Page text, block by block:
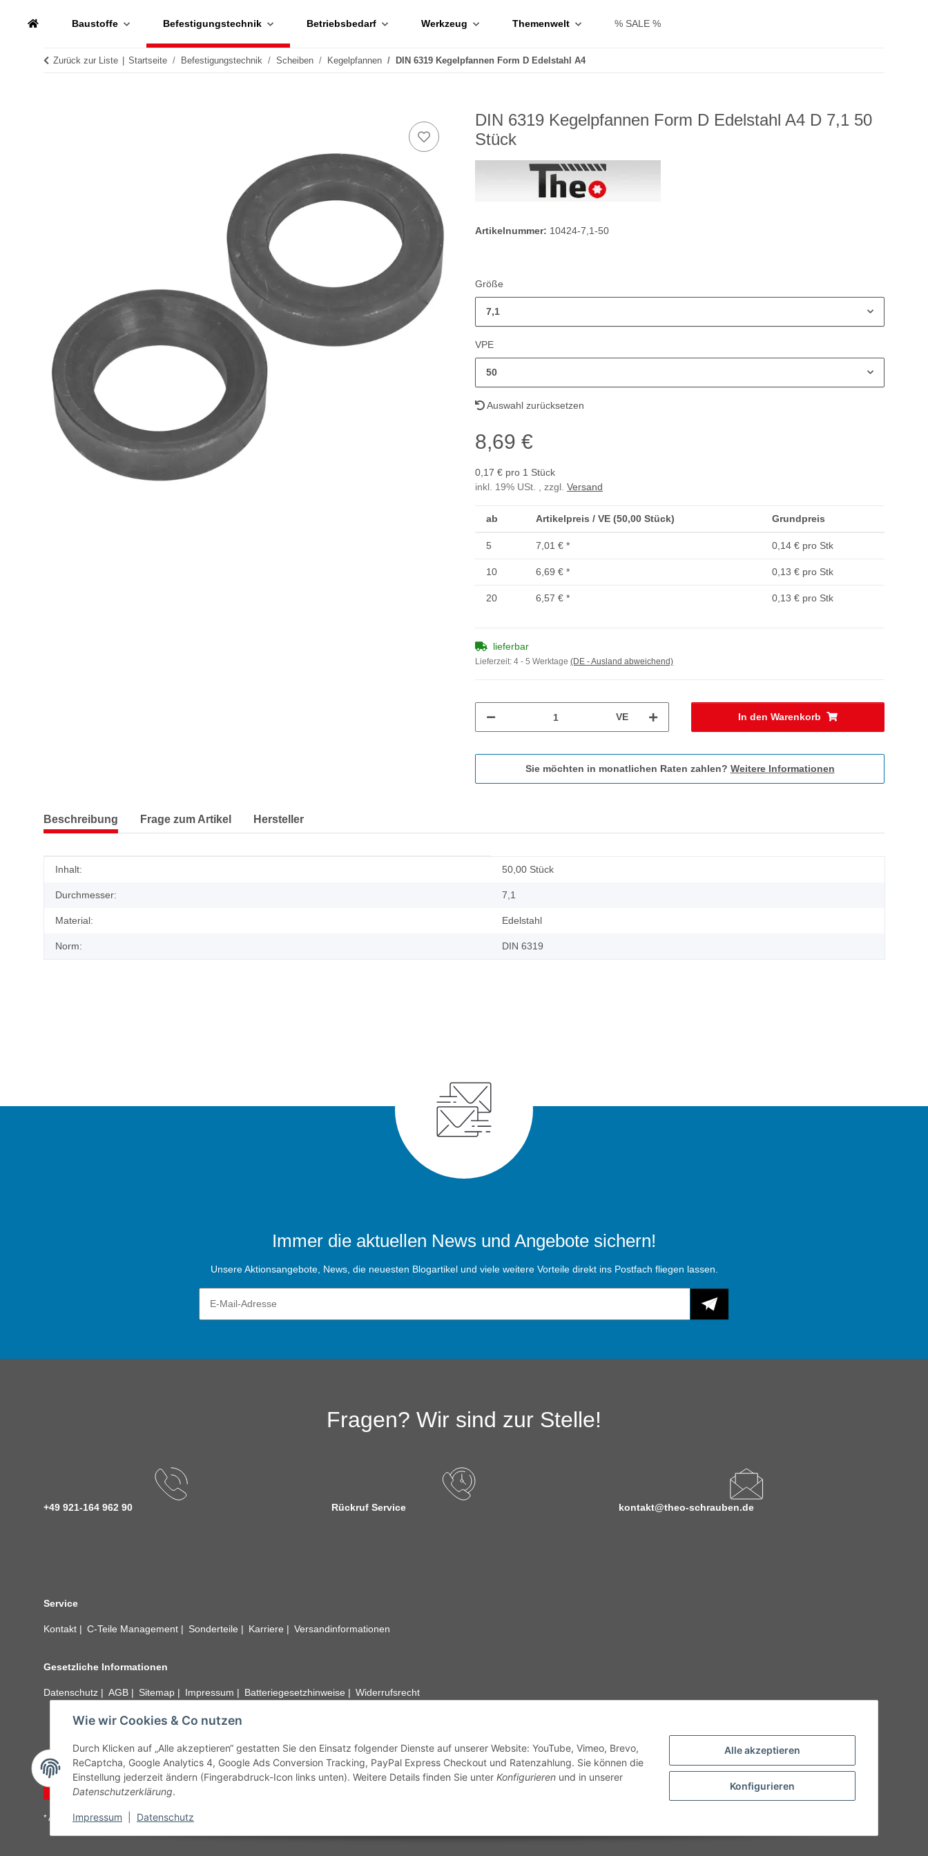
Alle akzeptieren
Konfigurieren
Wie wir Cookies & Co nutzen
Durch Klicken auf „Alle akzeptieren“ gestatten Sie den Einsatz folgender Dienste auf unserer Website: YouTube, Vimeo, Brevo,
ReCaptcha, Google Analytics 4, Google Ads Conversion Tracking, PayPal Express Checkout und Ratenzahlung. Sie können die
Einstellung jederzeit ändern (Fingerabdruck-Icon links unten). Weitere Details finden Sie unter Konfigurieren und in unserer
Datenschutzerklärung.
Impressum Datenschutz
Baustoffe Befestigungstechnik Betriebsbedarf Werkzeug Themenwelt % SALE %
Zurück zur Liste Startseite Befestigungstechnik Scheiben Kegelpfannen DIN 6319 Kegelpfannen Form D Edelstahl A4
DIN 6319 Kegelpfannen Form D Edelstahl A4 D 7,1 50
Stück
Artikelnummer: 10424-7,1-50
Größe
7,1
VPE
50
Auswahl zurücksetzen
8,69 €
0,17 € pro 1 Stück
inkl. 19% USt. , zzgl. Versand
ab Artikelpreis / VE (50,00 Stück) Grundpreis
5 7,01 € * 0,14 € pro Stk
10 6,69 € * 0,13 € pro Stk
20 6,57 € * 0,13 € pro Stk
lieferbar
Lieferzeit: 4 - 5 Werktage (DE - Ausland abweichend)
VE In den Warenkorb
Sie möchten in monatlichen Raten zahlen? Weitere Informationen
Beschreibung Frage zum Artikel Hersteller
Produkteigenschaft
Wert
Inhalt: 50,00 Stück
Durchmesser: 7,1
Material: Edelstahl
Norm: DIN 6319
Immer die aktuellen News und Angebote sichern!
Unsere Aktionsangebote, News, die neuesten Blogartikel und viele weitere Vorteile direkt ins Postfach fliegen lassen.
Fragen? Wir sind zur Stelle!
+49 921-164 962 90 Rückruf Service kontakt@theo-schrauben.de
Service
Kontakt C-Teile Management Sonderteile Karriere Versandinformationen
Gesetzliche Informationen
Datenschutz AGB Sitemap Impressum Batteriegesetzhinweise Widerrufsrecht
unseren Kundenservice. Abbildungen der Artikel können beispielhaft sein und vom Produkt abweichen.
Vertrag widerrufen
* Alle Preise inkl. gesetzlicher USt., zzgl.